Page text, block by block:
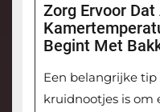
Zorg Ervoor
Begint Met
Een belangrijke
kruidnootjes is om